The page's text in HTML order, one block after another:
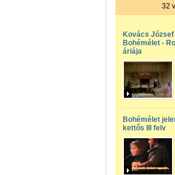
32
Kovács
Bohémélet -
áriája
Bohémélet
kettős III felv